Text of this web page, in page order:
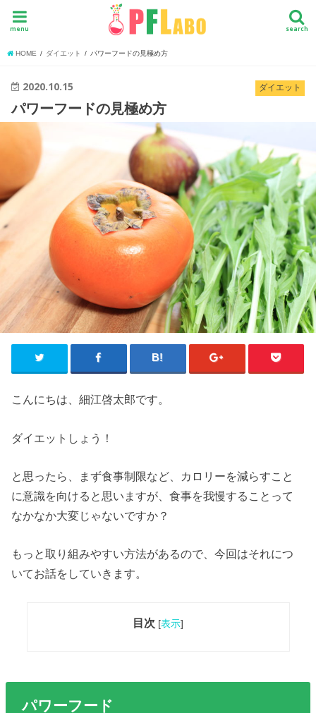
search
menu
HOME ダイエット パワーフードの見極め方
ダイエット
2020.10.15
パワーフードの見極め方
こんにちは、細江啓太郎です。
ダイエットしょう！
と思ったら、まず食事制限など、カロリーを減らすこと
に意識を向けると思いますが、食事を我慢することって
なかなか大変じゃないですか？
もっと取り組みやすい方法があるので、今回はそれにつ
いてお話をしていきます。
目次 [表示]
パワーフード